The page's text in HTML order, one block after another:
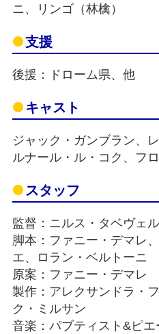
ニ、リンゴ（林檎）
支援
後援：ドローム県、他
キャスト
ジャック・ガンブラン、
ルナール・ル・コク、フ
スタッフ
監督：ニルス・タベヴェ
脚本：ファニー・デマレ
エ、ロラン・ベルトーニ
原案：ファニー・デマレ
製作：アレクサンドラ・
ク・ミルサン
音楽：パブティスト&ピエ